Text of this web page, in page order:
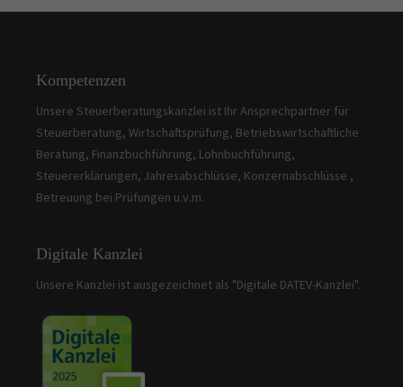
Kompetenzen
Unsere Steuerberatungskanzlei ist Ihr Ansprechpartner für
Steuerberatung, Wirtschaftsprüfung, Betriebswirtschaftliche
Beratung, Finanzbuchführung, Lohnbuchführung,
Steuererklärungen, Jahresabschlüsse, Konzernabschlüsse ,
Betreuung bei Prüfungen u.v.m.
Digitale Kanzlei
Unsere Kanzlei ist ausgezeichnet als "Digitale DATEV-Kanzlei".